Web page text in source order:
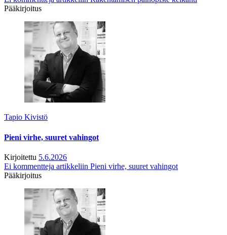
Pääkirjoitus
Tapio Kivistö
Pieni virhe, suuret vahingot
Kirjoitettu 5.6.2026
Ei kommentteja artikkeliin Pieni virhe, suuret vahingot
Pääkirjoitus